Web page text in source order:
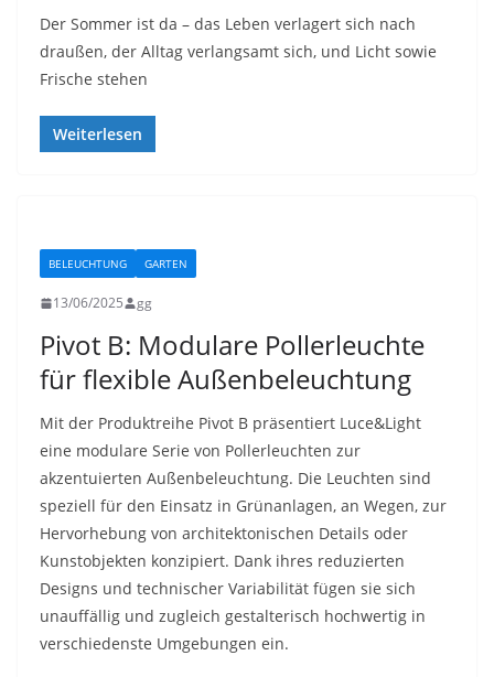
Der Sommer ist da – das Leben verlagert sich nach
draußen, der Alltag verlangsamt sich, und Licht sowie
Frische stehen
Weiterlesen
BELEUCHTUNG GARTEN
13/06/2025 gg
Pivot B: Modulare Pollerleuchte
für flexible Außenbeleuchtung
Mit der Produktreihe Pivot B präsentiert Luce&Light
eine modulare Serie von Pollerleuchten zur
akzentuierten Außenbeleuchtung. Die Leuchten sind
speziell für den Einsatz in Grünanlagen, an Wegen, zur
Hervorhebung von architektonischen Details oder
Kunstobjekten konzipiert. Dank ihres reduzierten
Designs und technischer Variabilität fügen sie sich
unauffällig und zugleich gestalterisch hochwertig in
verschiedenste Umgebungen ein.